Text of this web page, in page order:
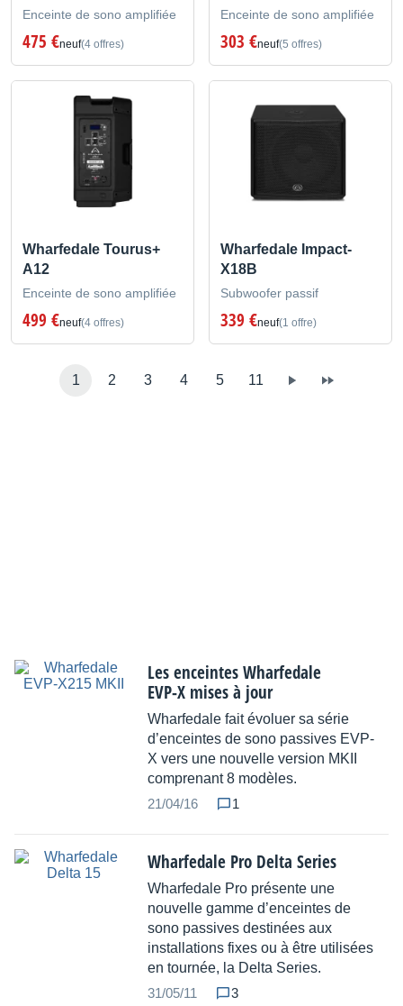
Enceinte de sono amplifiée
475 €neuf(4 offres)
Enceinte de sono amplifiée
303 €neuf(5 offres)
Wharfedale Tourus+
A12
Enceinte de sono amplifiée
499 €neuf(4 offres)
Wharfedale Impact-
X18B
Subwoofer passif
339 €neuf(1 offre)
1 2 3 4 5 11
Les enceintes Wharfedale
EVP-X mises à jour
Wharfedale fait évoluer sa série
d’enceintes de sono passives EVP-
X vers une nouvelle version MKII
comprenant 8 modèles.
21/04/16
1
Wharfedale Pro Delta Series
Wharfedale Pro présente une
nouvelle gamme d’enceintes de
sono passives destinées aux
installations fixes ou à être utilisées
en tournée, la Delta Series.
31/05/11
3